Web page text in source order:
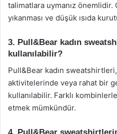
talimatlara uymanız
yıkanması ve düşük ısıda
3. Pull&Bear kadın
kullanılabilir?
Pull&Bear kadın
aktivitelerinde veya rahat bir
kullanılabilir. Farklı
etmek mümkündür.
4. Pull&Bear